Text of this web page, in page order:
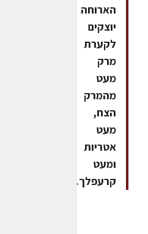
הארוחה
יוצקים
לקערת
מרק
מעט
מהמרק
הצח,
מעט
אטריות
ומעט
קרעפלך.